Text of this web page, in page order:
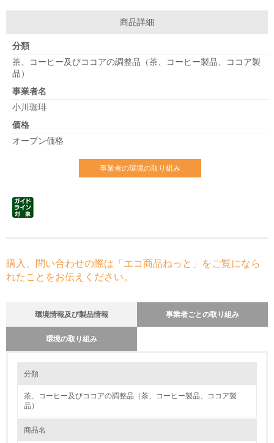
商品詳細
分類
茶、コーヒー及びココアの調整品（茶、コーヒー製品、ココア製
品）
事業者名
小川珈琲
価格
オープン価格
事業者の環境の取り組み
購入、問い合わせの際は「エコ商品ねっと」をご覧になら
れたことをお伝えください。
環境情報及び製品情報 事業者ごとの取り組み
環境の取り組み
※方針を持っている場合は「はい」、方針を持っていない場合
いいえ
取引事業者からの情報把握に努め、情報の開示を要請している
1.環境取り組み体制
分類
茶、コーヒー及びココアの調整品（茶、コーヒー製品、ココア製
品）
商品名